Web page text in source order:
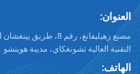
العنوان:
مصنع زهيليفانغ، رقم 8،
التقنية العالية تشونغكاي، مدينة هويتشو
الهاتف: